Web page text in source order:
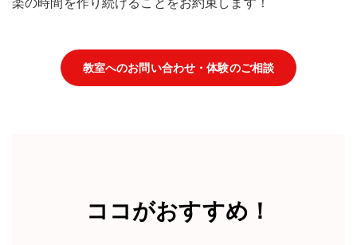
楽の時間を作り続けることをお約束します！
教室へのお問い合わせ・体験のご相談
ココがおすすめ！